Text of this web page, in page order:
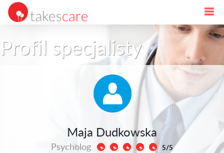
Profil specjalisty
Maja Dudkowska
Psycholog 5/5